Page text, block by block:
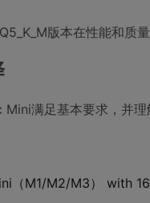
版本在性能和质
满足基本要求，并
（M1/M2/M3） with